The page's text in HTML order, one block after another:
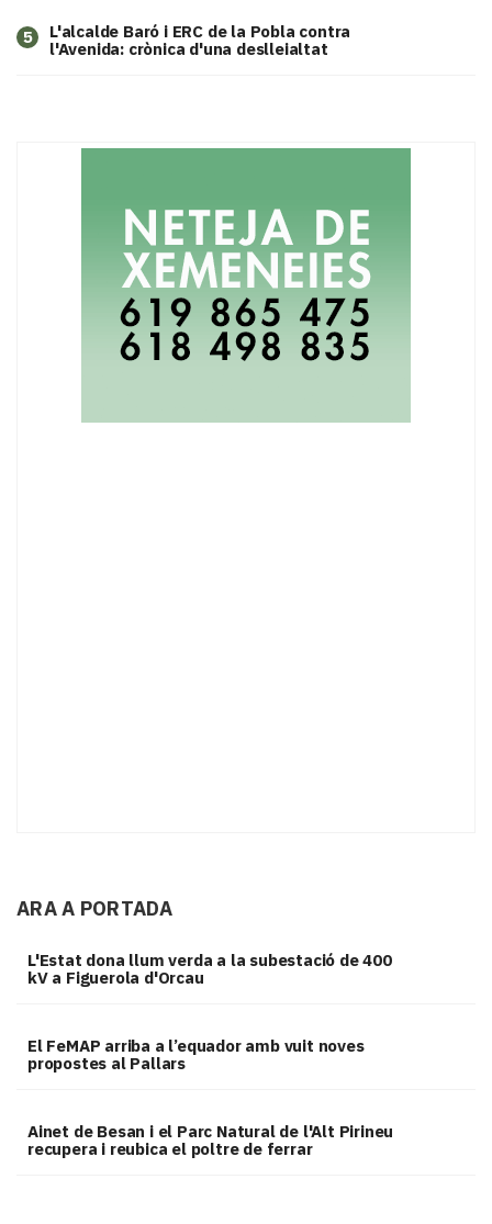
5
L'alcalde Baró i ERC de la Pobla contra
l'Avenida: crònica d'una deslleialtat
ARA A PORTADA
L'Estat dona llum verda a la subestació de 400
kV a Figuerola d'Orcau
El FeMAP arriba a l’equador amb vuit noves
propostes al Pallars
Ainet de Besan i el Parc Natural de l'Alt Pirineu
recupera i reubica el poltre de ferrar